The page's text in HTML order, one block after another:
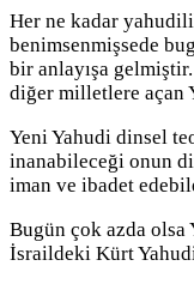
Her ne kadar
benimsenmişsede
bir anlayışa
diğer milletlere açan
Yeni Yahudi dinsel
inanabileceği onun
iman ve ibadet
Bugün çok azda olsa
İsraildeki Kürt